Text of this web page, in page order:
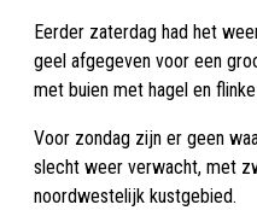
Eerder zaterdag had het
geel afgegeven voor een
met buien met hagel en
Voor zondag zijn er geen
slecht weer verwacht, met
noordwestelijk kustgebied.